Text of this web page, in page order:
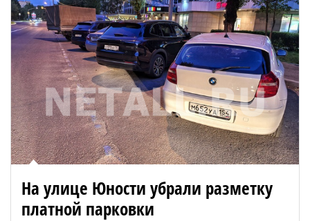
На улице Юности убрали разметку
платной парковки